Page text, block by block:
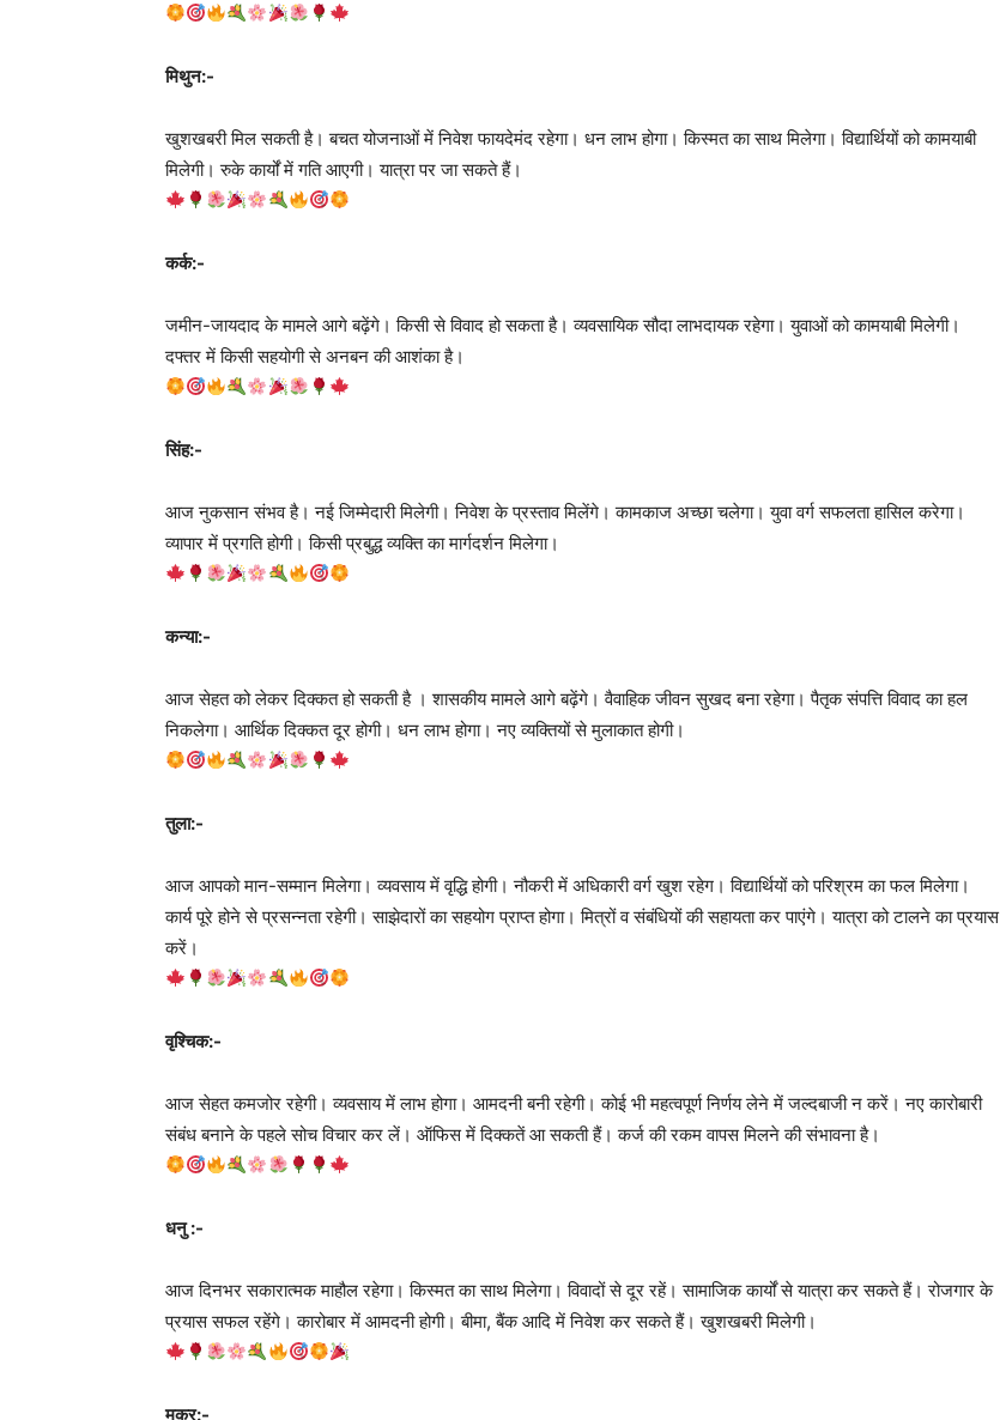
मिथुन:-
खुशखबरी मिल सकती है। बचत योजनाओं में निवेश फायदेमंद रहेगा। धन लाभ होगा। किस्मत का साथ मिलेगा। विद्यार्थियों को कामयाबी
मिलेगी। रुके कार्यों में गति आएगी। यात्रा पर जा सकते हैं।
कर्क:-
जमीन-जायदाद के मामले आगे बढ़ेंगे। किसी से विवाद हो सकता है। व्यवसायिक सौदा लाभदायक रहेगा। युवाओं को कामयाबी मिलेगी।
दफ्तर में किसी सहयोगी से अनबन की आशंका है।
सिंह:-
आज नुकसान संभव है। नई जिम्मेदारी मिलेगी। निवेश के प्रस्ताव मिलेंगे। कामकाज अच्छा चलेगा। युवा वर्ग सफलता हासिल करेगा।
व्यापार में प्रगति होगी। किसी प्रबुद्ध व्यक्ति का मार्गदर्शन मिलेगा।
कन्या:-
आज सेहत को लेकर दिक्कत हो सकती है । शासकीय मामले आगे बढ़ेंगे। वैवाहिक जीवन सुखद बना रहेगा। पैतृक संपत्ति विवाद का हल
निकलेगा। आर्थिक दिक्कत दूर होगी। धन लाभ होगा। नए व्यक्तियों से मुलाकात होगी।
तुला:-
आज आपको मान-सम्मान मिलेगा। व्यवसाय में वृद्धि होगी। नौकरी में अधिकारी वर्ग खुश रहेग। विद्यार्थियों को परिश्रम का फल मिलेगा।
कार्य पूरे होने से प्रसन्नता रहेगी। साझेदारों का सहयोग प्राप्त होगा। मित्रों व संबंधियों की सहायता कर पाएंगे। यात्रा को टालने का प्रयास
करें।
वृश्चिक:-
आज सेहत कमजोर रहेगी। व्यवसाय में लाभ होगा। आमदनी बनी रहेगी। कोई भी महत्वपूर्ण निर्णय लेने में जल्दबाजी न करें। नए कारोबारी
संबंध बनाने के पहले सोच विचार कर लें। ऑफिस में दिक्कतें आ सकती हैं। कर्ज की रकम वापस मिलने की संभावना है।
धनु :-
आज दिनभर सकारात्मक माहौल रहेगा। किस्मत का साथ मिलेगा। विवादों से दूर रहें। सामाजिक कार्यों से यात्रा कर सकते हैं। रोजगार के
प्रयास सफल रहेंगे। कारोबार में आमदनी होगी। बीमा, बैंक आदि में निवेश कर सकते हैं। खुशखबरी मिलेगी।
मकर:-